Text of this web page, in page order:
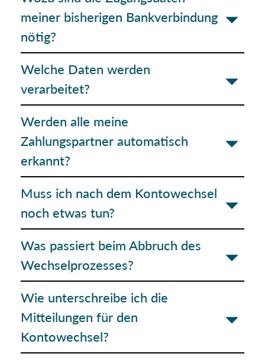
meiner bisherigen Bankverbindung
nötig?
Welche Daten werden
verarbeitet?
Werden alle meine
Zahlungspartner automatisch
erkannt?
Muss ich nach dem Kontowechsel
noch etwas tun?
Was passiert beim Abbruch des
Wechselprozesses?
Wie unterschreibe ich die
Mitteilungen für den
Kontowechsel?